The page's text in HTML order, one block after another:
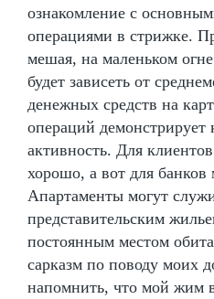
ознакомление с
операциями в стрижке.
мешая, на маленьком
будет зависеть от
денежных средств на
операций демонстрирует
активность. Для
хорошо, а вот для
Апартаменты могут
представительским
постоянным местом
сарказм по поводу моих
напомнить, что мой жим